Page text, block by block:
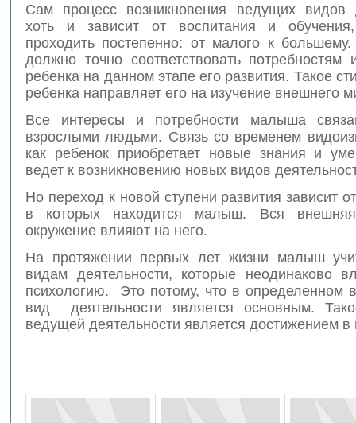
Сам процесс возникновения ведущих видов
хоть и зависит от воспитания и
проходить постепенно: от малого к
должно точно соответствовать потребностям
ребенка на данном этапе его развития. Такое
ребенка направляет его на изучение внешнего
Все интересы и потребности малыша
взрослыми людьми. Связь со временем
как ребенок приобретает новые знания и
ведет к возникновению новых видов
Но переход к новой ступени развития зависит
в которых находится малыш. Вся
окружение влияют на него.
На протяжении первых лет жизни малыш
видам деятельности, которые неодинаково
психологию. Это потому, что в определенном
вид деятельности является основным.
ведущей деятельности является достижением в